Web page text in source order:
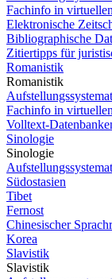
Fachinfo in
Elektronische
Bibliographische
Zitiertipps für
Romanistik
Romanistik
Fachinfo in
Volltext-
Sinologie
Sinologie
Südostasien
Tibet
Fernost
Chinesischer
Korea
Slavistik
Slavistik